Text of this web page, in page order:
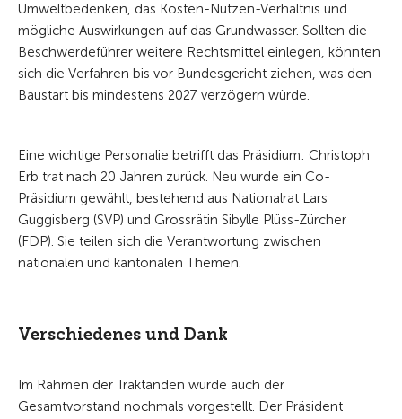
Umweltbedenken, das Kosten-Nutzen-Verhältnis und
mögliche Auswirkungen auf das Grundwasser. Sollten die
Beschwerdeführer weitere Rechtsmittel einlegen, könnten
sich die Verfahren bis vor Bundesgericht ziehen, was den
Baustart bis mindestens 2027 verzögern würde.
Eine wichtige Personalie betrifft das Präsidium: Christoph
Erb trat nach 20 Jahren zurück. Neu wurde ein Co-
Präsidium gewählt, bestehend aus Nationalrat Lars
Guggisberg (SVP) und Grossrätin Sibylle Plüss-Zürcher
(FDP). Sie teilen sich die Verantwortung zwischen
nationalen und kantonalen Themen.
Verschiedenes und Dank
Im Rahmen der Traktanden wurde auch der
Gesamtvorstand nochmals vorgestellt. Der Präsident